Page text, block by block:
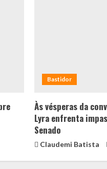
Bastidor
Às vésperas da
Lyra enfrenta
Senado
Claudemi Batista